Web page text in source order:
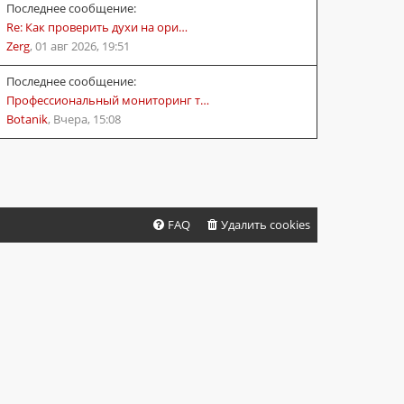
Последнее сообщение:
Re: Как проверить духи на ори…
Zerg, 01 авг 2026, 19:51
Последнее сообщение:
Профессиональный мониторинг т…
Botanik, Вчера, 15:08
Удалить cookies
FAQ